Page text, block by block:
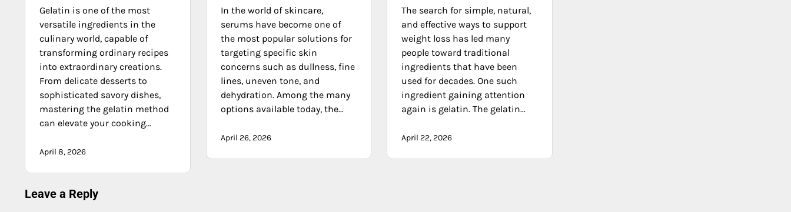
Gelatin is one of the most
versatile ingredients in the
culinary world, capable of
transforming ordinary recipes
into extraordinary creations.
From delicate desserts to
sophisticated savory dishes,
mastering the gelatin method
can elevate your cooking…
April 8, 2026
In the world of skincare,
serums have become one of
the most popular solutions for
targeting specific skin
concerns such as dullness, fine
lines, uneven tone, and
dehydration. Among the many
options available today, the…
April 26, 2026
The search for simple, natural,
and effective ways to support
weight loss has led many
people toward traditional
ingredients that have been
used for decades. One such
ingredient gaining attention
again is gelatin. The gelatin…
April 22, 2026
Leave a Reply